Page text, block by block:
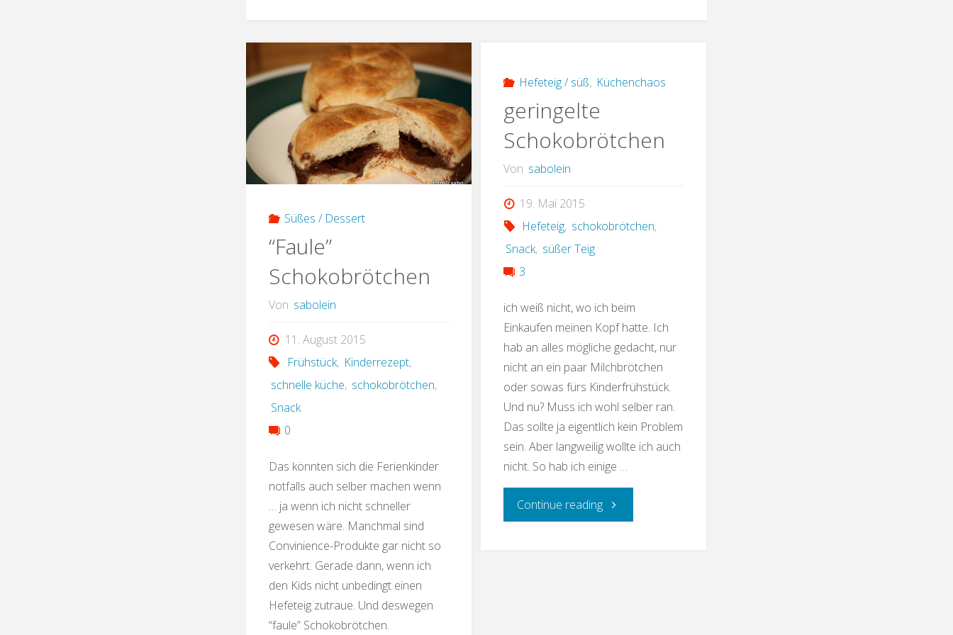
Süßes / Dessert
“Faule”
Schokobrötchen
Von sabolein
11. August 2015
Frühstück, Kinderrezept,
schnelle küche, schokobrötchen,
Snack
0
Das könnten sich die Ferienkinder
notfalls auch selber machen wenn
… ja wenn ich nicht schneller
gewesen wäre. Manchmal sind
Convinience-Produkte gar nicht so
verkehrt. Gerade dann, wenn ich
den Kids nicht unbedingt einen
Hefeteig zutraue. Und deswegen
“faule” Schokobrötchen.
Hefeteig / süß, Küchenchaos
geringelte
Schokobrötchen
Von sabolein
19. Mai 2015
Hefeteig, schokobrötchen,
Snack, süßer Teig
3
ich weiß nicht, wo ich beim
Einkaufen meinen Kopf hatte. Ich
hab an alles mögliche gedacht, nur
nicht an ein paar Milchbrötchen
oder sowas fürs Kinderfrühstück.
Und nu? Muss ich wohl selber ran.
Das sollte ja eigentlich kein Problem
sein. Aber langweilig wollte ich auch
nicht. So hab ich einige …
Continue reading"geringelte